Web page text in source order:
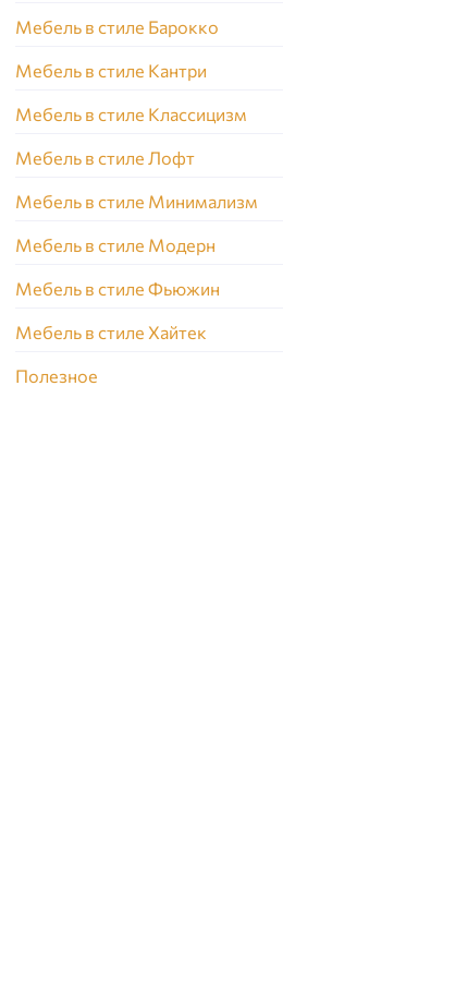
Мебель в стиле Барокко
Мебель в стиле Кантри
Мебель в стиле Классицизм
Мебель в стиле Лофт
Мебель в стиле Минимализм
Мебель в стиле Модерн
Мебель в стиле Фьюжин
Мебель в стиле Хайтек
Полезное